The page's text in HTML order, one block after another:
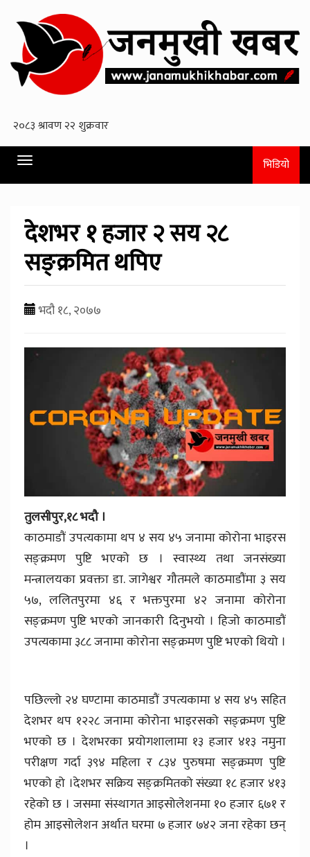
Toggle
navigation
भिडियो
देशभर १ हजार २ सय २८
सङ्क्रमित थपिए
भदौ १८, २०७७
तुलसीपुर,१८ भदौ ।
काठमाडौं उपत्यकामा थप ४ सय ४५ जनामा कोरोना भाइरस
सङ्क्रमण पुष्टि भएको छ । स्वास्थ्य तथा जनसंख्या
मन्त्रालयका प्रवक्ता डा. जागेश्वर गौतमले काठमाडौंमा ३ सय
५७, ललितपुरमा ४६ र भक्तपुरमा ४२ जनामा कोरोना
सङ्क्रमण पुष्टि भएको जानकारी दिनुभयो । हिजो काठमाडौं
उपत्यकामा ३८८ जनामा कोरोना सङ्क्रमण पुष्टि भएको थियो ।
पछिल्लो २४ घण्टामा काठमाडौं उपत्यकामा ४ सय ४५ सहित
देशभर थप १२२८ जनामा कोरोना भाइरसको सङ्क्रमण पुष्टि
भएको छ । देशभरका प्रयोगशालामा १३ हजार ४१३ नमुना
परीक्षण गर्दा ३९४ महिला र ८३४ पुरुषमा सङ्क्रमण पुष्टि
भएको हो ।देशभर सक्रिय सङ्क्रमितको संख्या १८ हजार ४१३
रहेको छ । जसमा संस्थागत आइसोलेशनमा १० हजार ६७१ र
होम आइसोलेशन अर्थात घरमा ७ हजार ७४२ जना रहेका छन्
।